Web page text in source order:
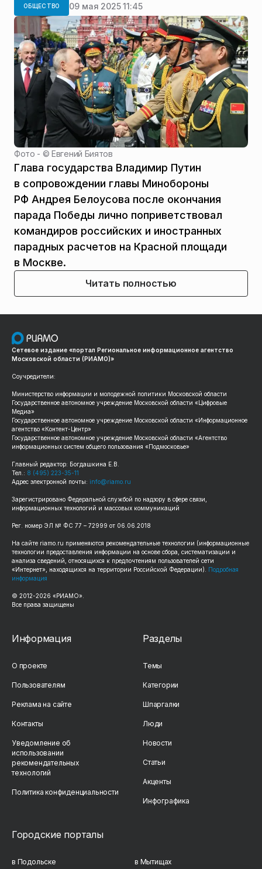
ОБЩЕСТВО 09 мая 2025 11:45
Фото - ©Евгений Биятов
Глава государства Владимир Путин
в сопровождении главы Минобороны
РФ Андрея Белоусова после окончания
парада Победы лично поприветствовал
командиров российских и иностранных
парадных расчетов на Красной площади
в Москве.
Читать полностью
Сетевое издание «портал Региональное информационное агентство
Московской области (РИАМО)»
Соучредители:
Министерство информации и молодежной политики Московской области
Государственное автономное учреждение Московской области «Цифровые
Медиа»
Государственное автономное учреждение Московской области «Информационное
агентство «Контент-Центр»
Государственное автономное учреждение Московской области «Агентство
информационных систем общего пользования «Подмосковье»
Главный редактор: Богдашкина Е.В.
Тел.: 8 (495) 223-35-11
Адрес электронной почты: info@riamo.ru
Зарегистрировано Федеральной службой по надзору в сфере связи,
информационных технологий и массовых коммуникаций
Рег. номер ЭЛ № ФС 77 – 72999 от 06.06.2018
На сайте riamo.ru применяются рекомендательные технологии (информационные
технологии предоставления информации на основе сбора, систематизации и
анализа сведений, относящихся к предпочтениям пользователей сети
«Интернет», находящихся на территории Российской Федерации). Подробная
информация
© 2012-2026 «РИАМО».
Все права защищены
Информация
О проекте
Пользователям
Реклама на сайте
Контакты
Уведомление об
использовании
рекомендательных
технологий
Политика конфиденциальности
Разделы
Темы
Категории
Шпаргалки
Люди
Новости
Статьи
Акценты
Инфографика
Городские порталы
в Подольске в Мытищах